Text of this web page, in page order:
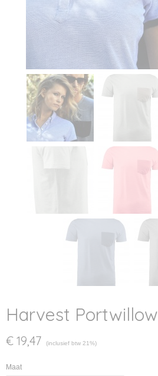
Harvest Portwillow
€ 19,47 (inclusief btw 21%)
Maat